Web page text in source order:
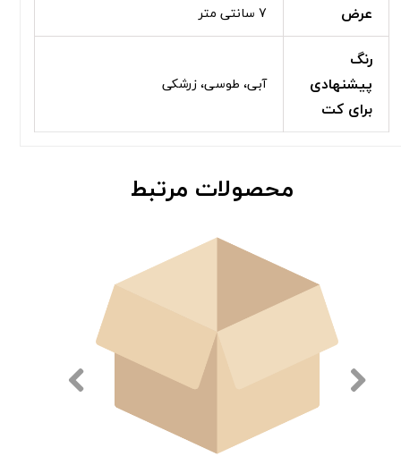
عرض
7 سانتی متر
رنگ
پیشنهادی
برای کت
آبی، طوسی، زرشکی
محصولات مرتبط